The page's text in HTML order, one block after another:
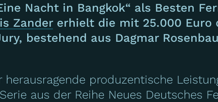
Nacht in Bangkok“ als Besten
Zandererhielt die mit 25.000 Euro
bestehend aus Dagmar
produzentische
aus der Reihe Neues Deutsches